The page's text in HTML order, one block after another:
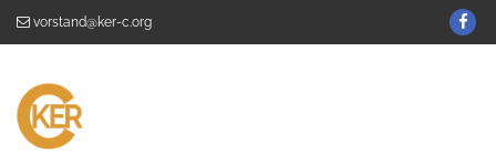
vorstand@ker-c.org
C